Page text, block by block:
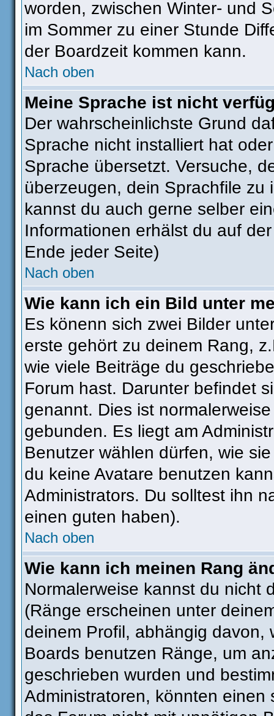
worden, zwischen Winter- und
im Sommer zu einer Stunde
der Boardzeit kommen kann.
Nach oben
Meine Sprache ist nicht
Der wahrscheinlichste Grund
Sprache nicht installiert hat
Sprache übersetzt. Versuche,
überzeugen, dein Sprachfile zu
kannst du auch gerne selber
Informationen erhälst du auf
Ende jeder Seite)
Nach oben
Wie kann ich ein Bild unter
Es könenn sich zwei Bilder
erste gehört zu deinem Rang,
wie viele Beiträge du
Forum hast. Darunter befindet
genannt. Dies ist
gebunden. Es liegt am
Benutzer wählen dürfen, wie
du keine Avatare benutzen
Administrators. Du solltest ihn
einen guten haben).
Nach oben
Wie kann ich meinen Rang
Normalerweise kannst du nicht
(Ränge erscheinen unter
deinem Profil, abhängig
Boards benutzen Ränge, um
geschrieben wurden und
Administratoren, könnten